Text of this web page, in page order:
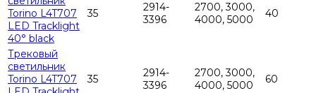
Torino L4T707
LED Tracklight
40° black
35
2914-
3396
2700, 3000,
4000, 5000
40
Трековый
светильник
Torino L4T707
35
2914-
3396
2700, 3000,
4000, 5000
60